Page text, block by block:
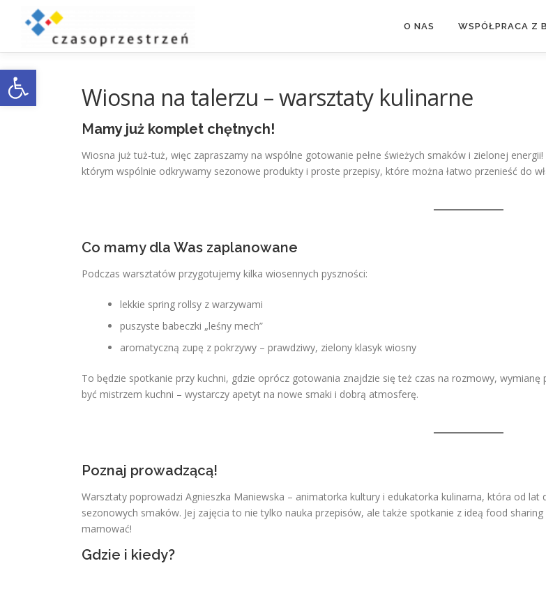
Otwórz pasek narzędzi
O NAS WSPÓŁPRACA Z
Wiosna na talerzu – warsztaty kulinarne
Mamy już komplet chętnych!
Wiosna już tuż-tuż, więc zapraszamy na wspólne gotowanie pełne świeżych smaków i zielonej
którym wspólnie odkrywamy sezonowe produkty i proste przepisy, które można łatwo przenieść do
Co mamy dla Was zaplanowane
Podczas warsztatów przygotujemy kilka wiosennych pyszności:
lekkie spring rollsy z warzywami
puszyste babeczki „leśny mech”
aromatyczną zupę z pokrzywy – prawdziwy, zielony klasyk wiosny
To będzie spotkanie przy kuchni, gdzie oprócz gotowania znajdzie się też czas na rozmowy,
być mistrzem kuchni – wystarczy apetyt na nowe smaki i dobrą atmosferę.
Poznaj prowadzącą!
Warsztaty poprowadzi Agnieszka Maniewska – animatorka kultury i edukatorka kulinarna, która od
sezonowych smaków. Jej zajęcia to nie tylko nauka przepisów, ale także spotkanie z ideą food
marnować!
Gdzie i kiedy?